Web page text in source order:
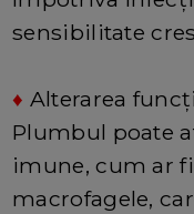
sensibilitate
♦ Alterarea
Plumbul poate
imune, cum ar
macrofagele,